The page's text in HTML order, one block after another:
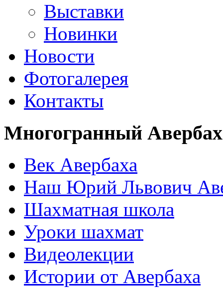
Выставки
Новинки
Новости
Фотогалерея
Контакты
Многогранный Авербах
Век Авербаха
Наш Юрий Львович
Шахматная школа
Уроки шахмат
Видеолекции
Истории от Авербаха